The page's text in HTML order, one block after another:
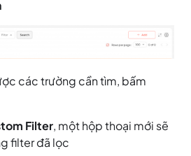
các trường cần tìm, bấm
Filter, một hộp thoại mới sẽ
filter đã lọc